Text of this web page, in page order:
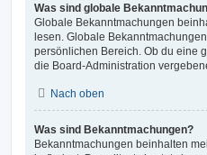
Was sind globale
Globale Bekanntmachungen
lesen. Globale
persönlichen Bereich. Ob du eine
die Board-Administration
Nach oben
Was sind Bekanntmachungen?
Bekanntmachungen beinhalten